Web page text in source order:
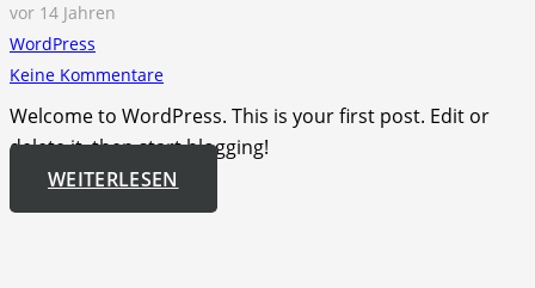
vor 14 Jahren
WordPress
Keine Kommentare
Welcome to WordPress. This is your first post. Edit or
delete it, then start blogging!
WEITERLESEN